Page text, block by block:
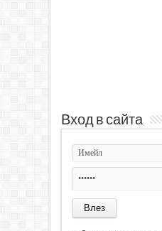
Вход в сайта